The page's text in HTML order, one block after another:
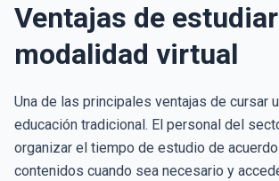
Ventajas de
modalidad virtual
Una de las principales ventajas de cursar
educación tradicional. El personal del
organizar el tiempo de estudio de
contenidos cuando sea necesario y